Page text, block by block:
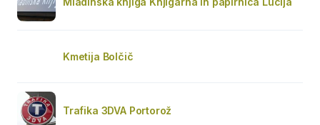
Kmetija Bolčič
Trafika 3DVA Portorož